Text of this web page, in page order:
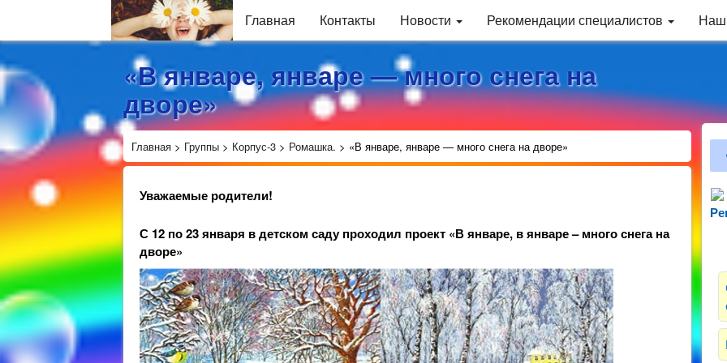
Главная Контакты Новости Рекомендации специалистов
«В январе, январе — много снега на
дворе»
Главная > Группы > Корпус-3 > Ромашка. > «В январе, январе — много снега на дворе»
Уважаемые родители!
С 12 по 23 января в детском саду проходил проект «В январе, в январе – много снега на
дворе»